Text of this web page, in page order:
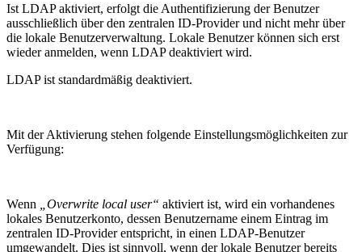
Ist LDAP aktiviert, erfolgt die Authentifizierung der Benutzer
ausschließlich über den zentralen ID-Provider und nicht mehr über
die lokale Benutzerverwaltung. Lokale Benutzer können sich erst
wieder anmelden, wenn LDAP deaktiviert wird.
LDAP ist standardmäßig deaktiviert.
Mit der Aktivierung stehen folgende Einstellungsmöglichkeiten zur
Verfügung:
Wenn „Overwrite local user“ aktiviert ist, wird ein vorhandenes
lokales Benutzerkonto, dessen Benutzername einem Eintrag im
zentralen ID‑Provider entspricht, in einen LDAP‑Benutzer
umgewandelt. Dies ist sinnvoll, wenn der lokale Benutzer bereits